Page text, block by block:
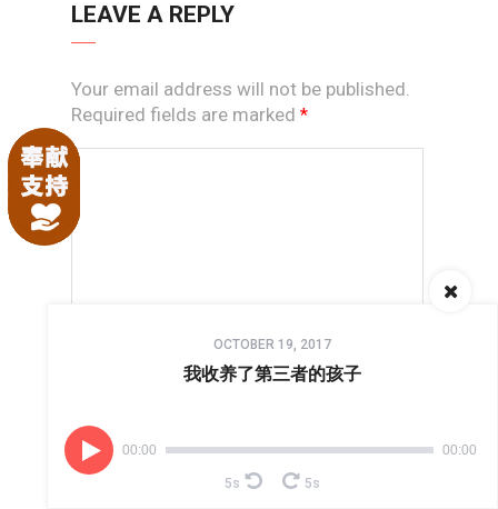
LEAVE A REPLY
Your email address will not be published.
Required fields are marked *
OCTOBER 19, 2017
我收养了第三者的孩子
00:00 00:00
5s 5s